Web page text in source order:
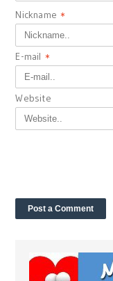
Nickname *
E-mail *
Website